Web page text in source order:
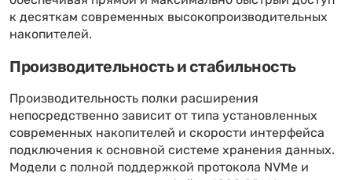
к десяткам современных высокопроизводительных
накопителей.
Производительность и стабильность
Производительность полки расширения
непосредственно зависит от типа установленных
современных накопителей и скорости интерфейса
подключения к основной системе хранения данных.
Модели с полной поддержкой протокола NVMe и